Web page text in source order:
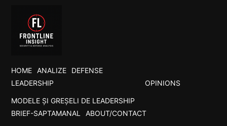
HOME ANALIZE
DEFENSE
LEADERSHIP
MODELE ȘI GREȘELI DE LEADERSHIP
OPINIONS
BRIEF-SAPTAMANAL ABOUT/CONTACT